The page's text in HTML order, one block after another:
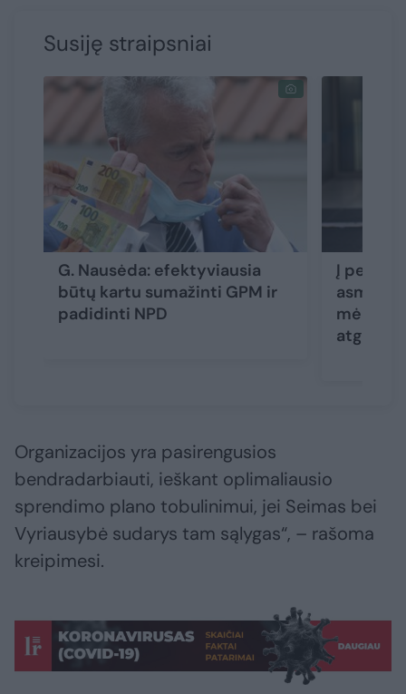
Susiję straipsniai
G. Nausėda: efektyviausia
būtų kartu sumažinti GPM ir
padidinti NPD
Į
mėnuo:
atgal
Organizacijos yra pasirengusios
bendradarbiauti, ieškant oplimaliausio
sprendimo plano tobulinimui, jei Seimas bei
Vyriausybė sudarys tam sąlygas“, – rašoma
kreipimesi.